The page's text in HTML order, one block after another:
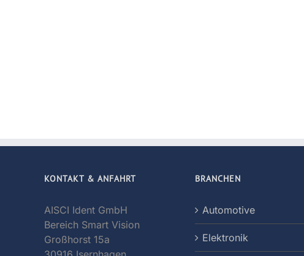
KONTAKT & ANFAHRT
AISCI Ident GmbH
Bereich Smart Vision
Großhorst 15a
BRANCHEN
Automotive
Elektronik